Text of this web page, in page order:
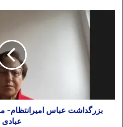
بزرگداشت عباس امیرانتظام-
عبادی